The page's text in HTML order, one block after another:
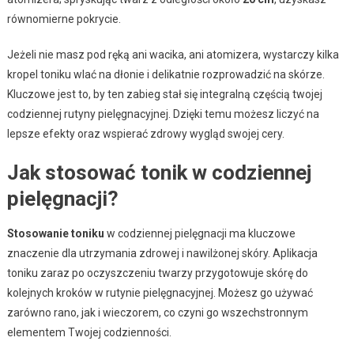
równomierne pokrycie.
Jeżeli nie masz pod ręką ani wacika, ani atomizera, wystarczy kilka
kropel toniku wlać na dłonie i delikatnie rozprowadzić na skórze.
Kluczowe jest to, by ten zabieg stał się integralną częścią twojej
codziennej rutyny pielęgnacyjnej. Dzięki temu możesz liczyć na
lepsze efekty oraz wspierać zdrowy wygląd swojej cery.
Jak stosować tonik w codziennej
pielęgnacji?
Stosowanie toniku w codziennej pielęgnacji ma kluczowe
znaczenie dla utrzymania zdrowej i nawilżonej skóry. Aplikacja
toniku zaraz po oczyszczeniu twarzy przygotowuje skórę do
kolejnych kroków w rutynie pielęgnacyjnej. Możesz go używać
zarówno rano, jak i wieczorem, co czyni go wszechstronnym
elementem Twojej codzienności.